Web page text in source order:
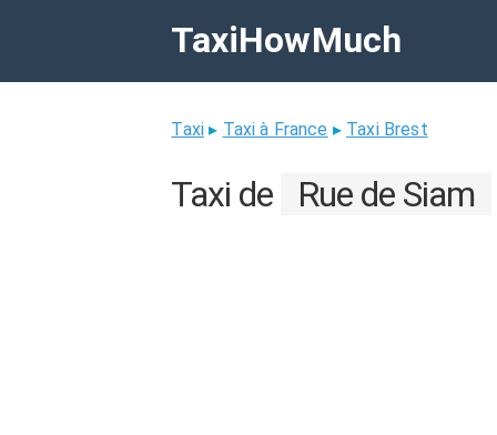
TaxiHowMuch
Taxi ▸ Taxi à France ▸ Taxi Brest
Taxi de Rue de Siam